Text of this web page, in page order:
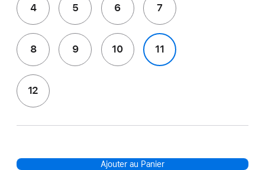
4 5 6 7
8 9 10 11
12
Ajouter au Panier